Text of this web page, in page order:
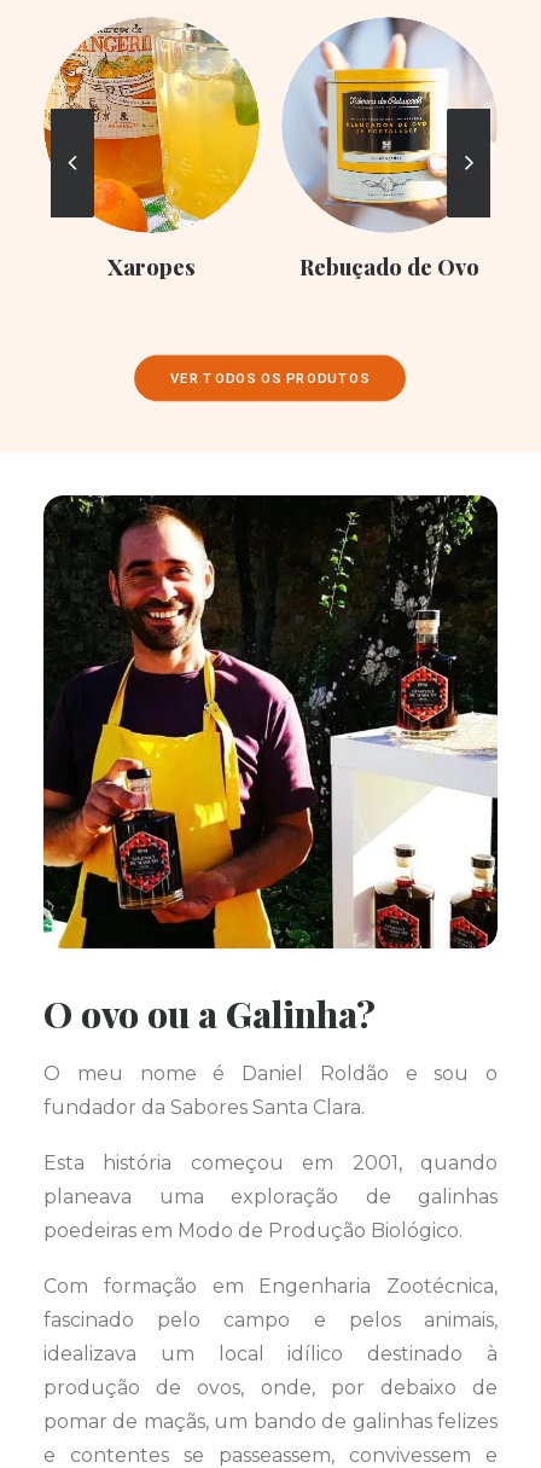
Xaropes Rebuçado de Ovo
VER TODOS OS PRODUTOS
O ovo ou a Galinha?
O meu nome é Daniel Roldão e sou o
fundador da Sabores Santa Clara.
Esta história começou em 2001, quando
planeava uma exploração de galinhas
poedeiras em Modo de Produção Biológico.
Com formação em Engenharia Zootécnica,
fascinado pelo campo e pelos animais,
idealizava um local idílico destinado à
produção de ovos, onde, por debaixo de
pomar de maçãs, um bando de galinhas felizes
e contentes se passeassem, convivessem e